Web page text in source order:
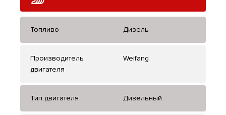
Топливо Дизель
Производитель
двигателя
Weifang
Тип двигателя Дизельный